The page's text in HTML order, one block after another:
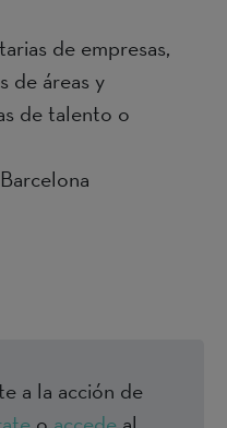
de empresas,
de áreas y
de talento o
a la acción de